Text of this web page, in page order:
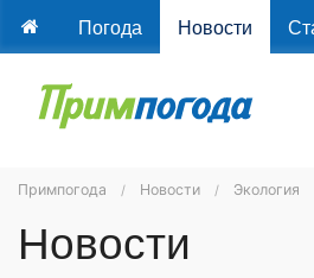
Погода Новости
Примпогода Новости Экология
Новости